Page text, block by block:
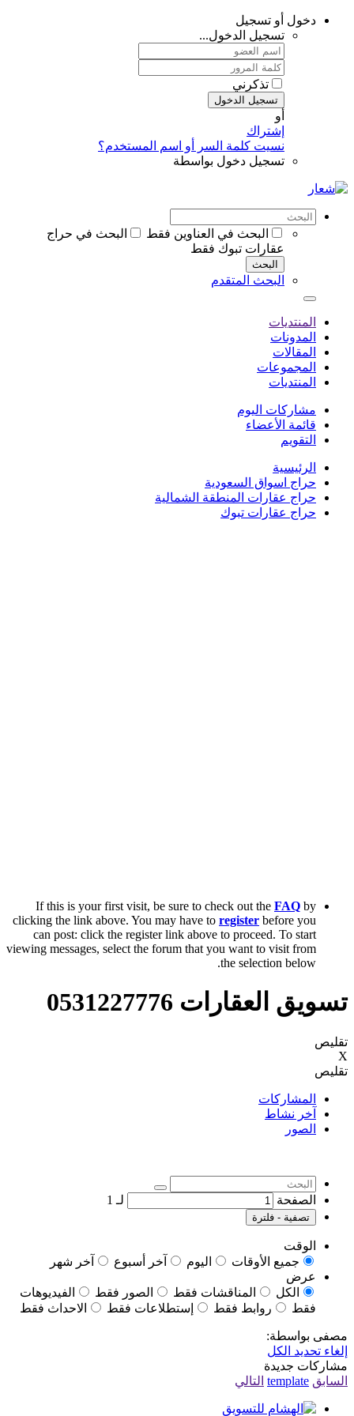
دخول أو تسجيل
تسجيل الدخول...
تذكرني
تسجيل الدخول
أو
إشتراك
نسيت كلمة السر أو اسم المستخدم؟
تسجيل دخول بواسطة
البحث في العناوين فقط
البحث في حراج
عقارات تبوك فقط
البحث
البحث المتقدم
المنتديات
المدونات
المقالات
المجموعات
المنتديات
مشاركات اليوم
قائمة الأعضاء
التقويم
الرئيسية
حراج اسواق السعودية
حراج عقارات المنطقة الشمالية
حراج عقارات تبوك
If this is your first visit, be sure to check out the FAQ by
clicking the link above. You may have to register before you
can post: click the register link above to proceed. To start
viewing messages, select the forum that you want to visit from
the selection below.
تسويق العقارات 0531227776
تقليص
X
تقليص
المشاركات
آخر نشاط
الصور
الصفحة لـ 1
تصفية - فلترة
الوقت
جميع الأوقات
اليوم آخر أسبوع
آخر شهر
عرض
الكل
المناقشات فقط الصور فقط
الفيديوهات
فقط
روابط فقط إستطلاعات فقط الاحداث فقط
مصفى بواسطة:
إلغاء تحديد الكل
مشاركات جديدة
السابق template التالي